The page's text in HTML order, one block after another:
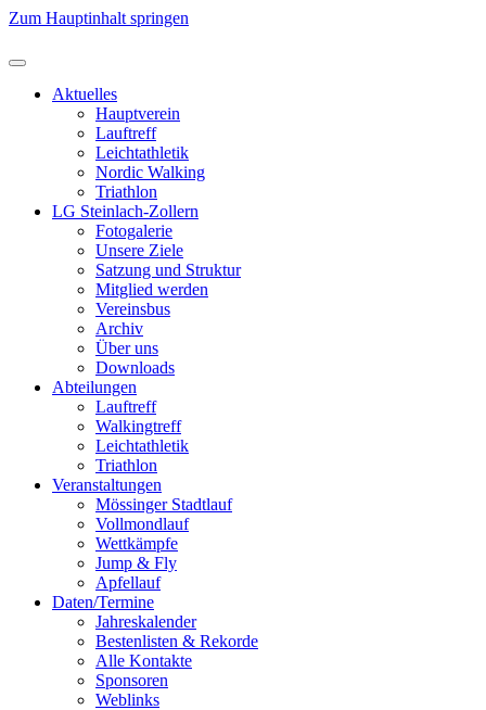
Zum Hauptinhalt springen
Aktuelles
Hauptverein
Lauftreff
Leichtathletik
Nordic Walking
Triathlon
LG Steinlach-Zollern
Fotogalerie
Unsere Ziele
Satzung und Struktur
Mitglied werden
Vereinsbus
Archiv
Über uns
Downloads
Abteilungen
Lauftreff
Walkingtreff
Leichtathletik
Triathlon
Veranstaltungen
Mössinger Stadtlauf
Vollmondlauf
Wettkämpfe
Jump & Fly
Apfellauf
Daten/Termine
Jahreskalender
Bestenlisten & Rekorde
Alle Kontakte
Sponsoren
Weblinks